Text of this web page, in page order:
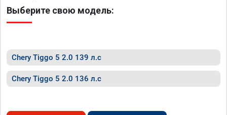
Выберите свою модель:
Chery Tiggo 5 2.0 139 л.с
Chery Tiggo 5 2.0 136 л.с